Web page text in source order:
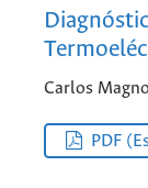
Carlos
PDF